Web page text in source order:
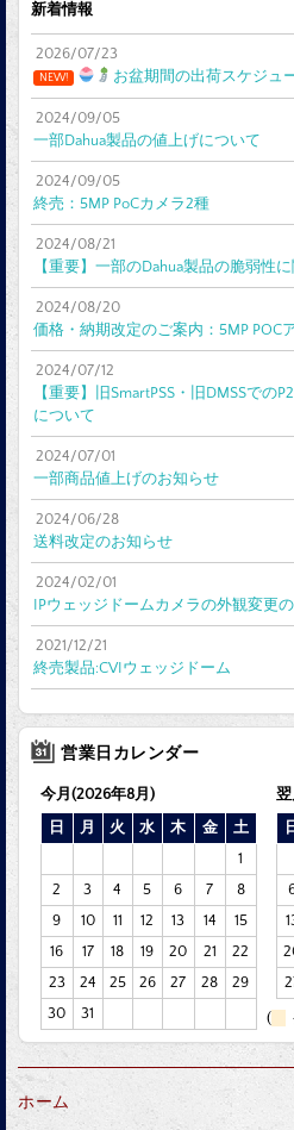
新着情報
2026/07/23
NEW! お盆期間の出荷スケジュ
2024/09/05
一部Dahua製品の値上げについて
2024/09/05
終売：5MP PoCカメラ2種
2024/08/21
【重要】一部のDahua製品の脆弱性
2024/08/20
価格・納期改定のご案内：5MP POC
2024/07/12
【重要】旧SmartPSS・旧DMSSでの
について
2024/07/01
一部商品値上げのお知らせ
2024/06/28
送料改定のお知らせ
2024/02/01
IPウェッジドームカメラの外観変更
2021/12/21
終売製品:CVIウェッジドーム
営業日カレンダー
今月(2026年8月)
日
月 火 水 木 金
土
1
2
3 4 5 6 7
8
9
10 11 12 13 14
15
16
17 18 19 20 21
22
23
24 25 26 27 28
29
30
31
翌
(
ホーム